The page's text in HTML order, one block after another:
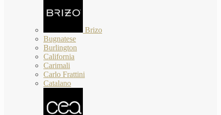
Brizo
Bugnatese
Burlington
California
Carimali
Carlo Frattini
Catalano